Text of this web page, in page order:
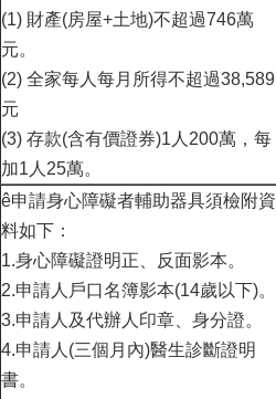
(1) 財產(房屋+土地)不超過746萬
元。
(2) 全家每人每月所得不超過38,589
元
(3) 存款(含有價證券)1人200萬，每
加1人25萬。
ê申請身心障礙者輔助器具須檢附資
料如下：
1.身心障礙證明正、反面影本。
2.申請人戶口名簿影本(14歲以下)。
3.申請人及代辦人印章、身分證。
4.申請人(三個月內)醫生診斷證明
書。